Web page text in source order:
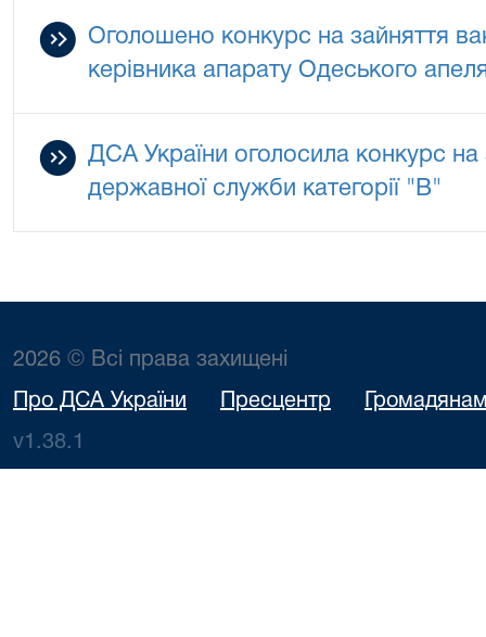
Оголошено конкурс на зайняття
керівника апарату Одеського
ДСА України оголосила конкурс на
державної служби категорії "В"
2026 © Всі права захищені
Про ДСА України Пресцентр
v1.38.1